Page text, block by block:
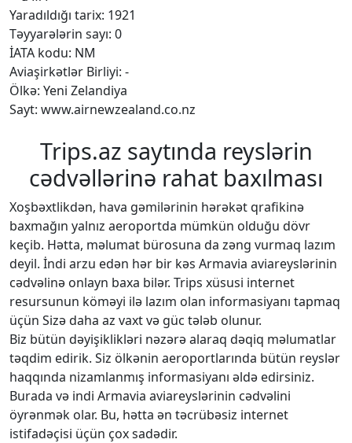
Yaradıldığı tarix: 1921
Təyyarələrin sayı: 0
İATA kodu: NM
Aviaşirkətlər Birliyi: -
Ölkə: Yeni Zelandiya
Sayt: www.airnewzealand.co.nz
Trips.az saytında reyslərin
cədvəllərinə rahat baxılması
Xoşbəxtlikdən, hava gəmilərinin hərəkət qrafikinə
baxmağın yalnız aeroportda mümkün olduğu dövr
keçib. Hətta, məlumat bürosuna da zəng vurmaq lazım
deyil. İndi arzu edən hər bir kəs Armavia aviareyslərinin
cədvəlinə onlayn baxa bilər. Trips xüsusi internet
resursunun köməyi ilə lazım olan informasiyanı tapmaq
üçün Sizə daha az vaxt və güc tələb olunur.
Biz bütün dəyişiklikləri nəzərə alaraq dəqiq məlumatlar
təqdim edirik. Siz ölkənin aeroportlarında bütün reyslər
haqqında nizamlanmış informasiyanı əldə edirsiniz.
Burada və indi Armavia aviareyslərinin cədvəlini
öyrənmək olar. Bu, hətta ən təcrübəsiz internet
istifadəçisi üçün çox sadədir.